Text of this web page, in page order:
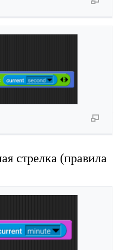
стрелка (правила